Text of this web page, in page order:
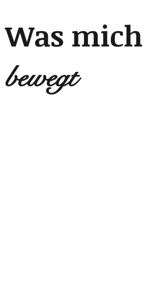
Was mich
bewegt